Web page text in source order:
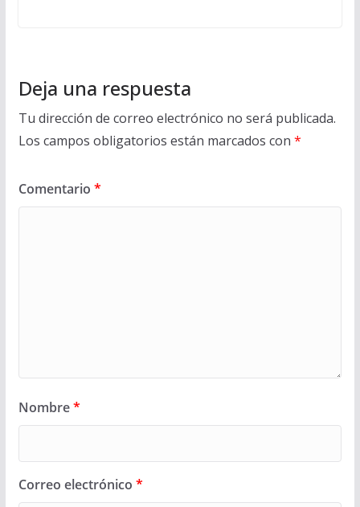
Deja una respuesta
Tu dirección de correo electrónico no será publicada.
Los campos obligatorios están marcados con *
Comentario *
Nombre*
Correo electrónico *